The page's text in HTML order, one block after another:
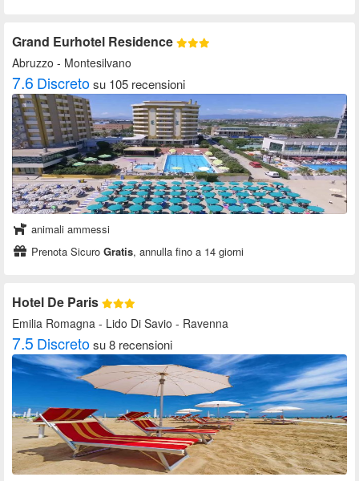
Grand Eurhotel Residence
Abruzzo - Montesilvano
7.6 Discretosu 105 recensioni
animali ammessi
Prenota Sicuro Gratis, annulla fino a 14 giorni
Hotel De Paris
Emilia Romagna - Lido Di Savio - Ravenna
7.5 Discretosu 8 recensioni